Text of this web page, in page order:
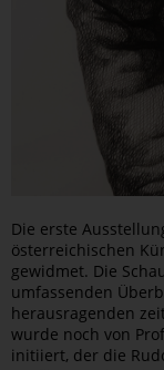
Die erste
österreichischen
gewidmet. Die
umfassenden
herausragenden
wurde noch von
initiiert, der die